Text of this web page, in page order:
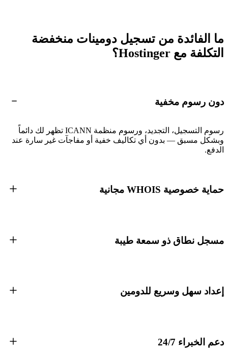
ما الفائدة من تسجيل دومينات منخفضة
التكلفة مع Hostinger؟
دون رسوم مخفية
رسوم التسجيل، التجديد، ورسوم منظمة ICANN تظهر لك دائماً
وبشكل مسبق — بدون أي تكاليف خفية أو مفاجآت غير سارة عند
الدفع.
حماية خصوصية WHOIS مجانية
مسجل نطاق ذو سمعة طيبة
إعداد سهل وسريع للدومين
دعم الخبراء 24/7